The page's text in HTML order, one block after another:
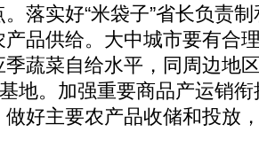
落实好“米袋子”省长负责制
品供给。大中城市要有合
蔬菜自给水平，同周边地
地。加强重要商品产运销
好主要农产品收储和投放